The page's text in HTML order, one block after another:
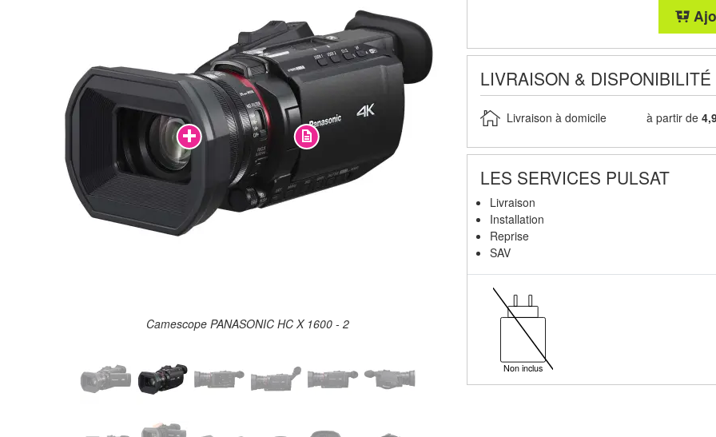
Camescope PANASONIC HC X 1600 - 2
LIVRAISON & DISPONIBILITÉ
Livraison à domicile à partir de
LES SERVICES PULSAT
Livraison
Installation
Reprise
SAV
Non inclus